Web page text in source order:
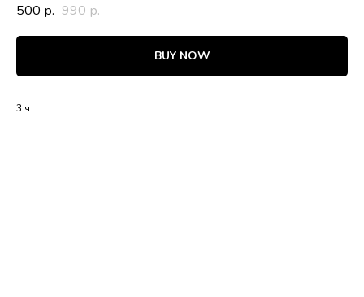
500 р. 990р.
BUY NOW
3 ч.